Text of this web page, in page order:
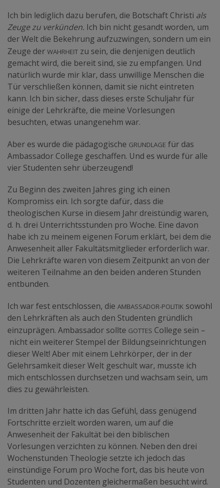
Ich bin lediglich dazu berufen, die Botschaft Christi als
Zeuge zu verkünden. Ich bin nicht gesandt worden, um
der Welt die Bekehrung aufzuzwingen, sondern um ein
Zeuge derWahrheit zu sein, die denjenigen deutlich
gemacht wird, die bereit sind, sie zu empfangen. Und
natürlich wurde mir klar, dass unwillige Menschen die
Tür verschließen können, damit sie nicht eintreten
kann. Ich bin sicher, dass dieses erste Schuljahr für
einige der Lehrkräfte, die meine Vorlesungen
besuchten, etwas unangenehm war.
Aber es wurde die pädagogische Grundlage für das
Ambassador College geschaffen. Und es wurde für alle
vier Studenten sehr überzeugend!
Zu Beginn des zweiten Jahres ging ich einen
Kompromiss ein. Ich sorgte dafür, dass die
theologischen Kurse in diesem Jahr dreistündig waren,
d. h. drei Unterrichtsstunden pro Woche. Eine davon
habe ich zu meinem eigenen Forum erklärt, bei dem die
Anwesenheit aller Fakultätsmitglieder erforderlich war.
Die Lehrkräfte waren von diesem Zeitpunkt an von der
weiteren Teilnahme an den beiden anderen Stunden
entbunden.
Ich war fest entschlossen, die Ambassador-Politik sowohl
den Lehrkräften als auch den Studenten gründlich
einzuprägen. Ambassador sollte Gottes College sein –
nicht ein weiterer Stempel der Bildungseinrichtungen
dieser Welt! Aber mit einem Lehrkörper, der in der
Gelehrsamkeit dieser Welt geschult war, musste ich
mich entschlossen durchsetzen und wachsam sein, um
dies zu gewährleisten.
Im dritten Jahr hatte ich das Gefühl, dass genügend
Fortschritte erzielt worden waren, um auf die
Anwesenheit der Fakultät bei den biblischen
Vorlesungen verzichten zu können. Neben den drei
Wochenstunden Theologie setzte ich jedoch das
einstündige Forum pro Woche fort, das bis heute von
Studenten und Dozenten gleichermaßen besucht wird.